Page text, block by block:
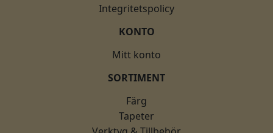
Integritetspolicy
KONTO
Mitt konto
SORTIMENT
Färg
Tapeter